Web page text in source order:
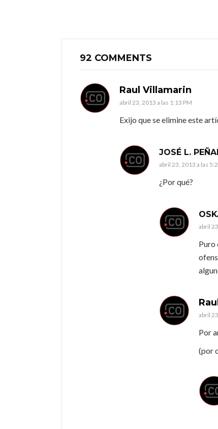
92 COMMENTS
Raul Villamarin
abril 23, 2013 a las 1:13 PM
Exijo que se elimine este
JOSÉ L.
abril 23, 2013 a las
¿Por qué?
abril
Puro
abril
Por
(por